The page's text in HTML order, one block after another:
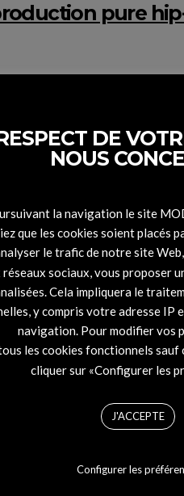
pure
international
DE
NOUS
la navigation le site
que les cookies soient placés
le trafic de notre site
réseaux sociaux, vous proposer
Cela impliquera le
y compris votre adresse IP
navigation. Pour modifier vos
les cookies fonctionnels sauf
cliquer sur «Configurer les
J'ACCEPTE
Configurer les